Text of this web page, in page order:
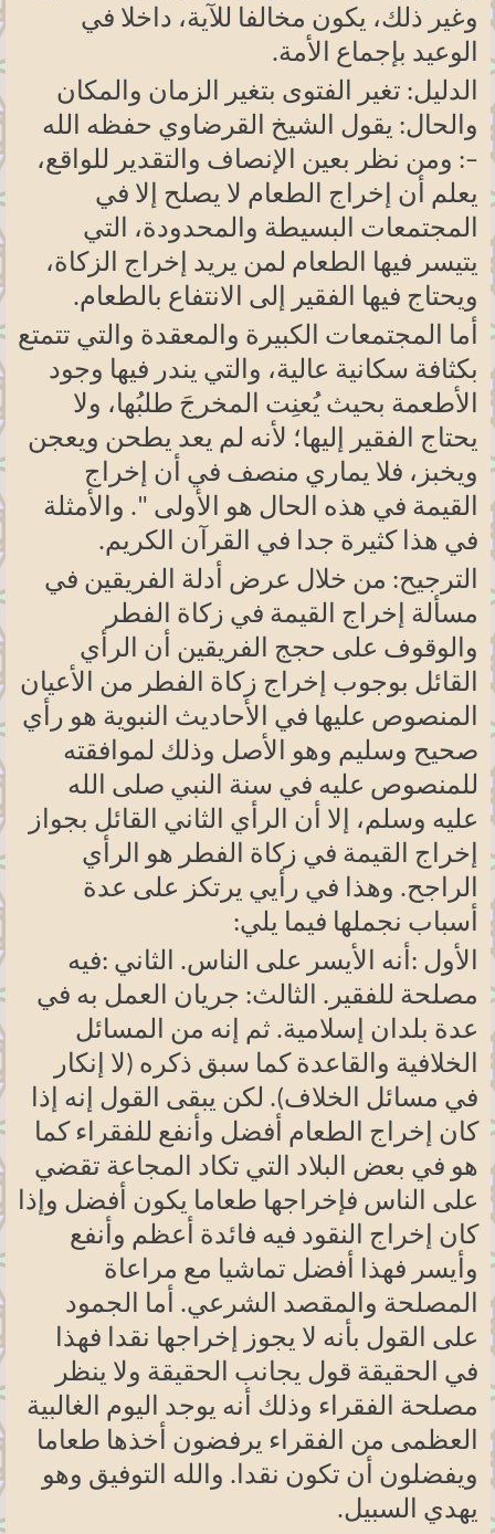
وغير ذلك، يكون مخالفا للآية، داخلا في
الوعيد بإجماع الأمة.
الدليل: تغير الفتوى بتغير الزمان والمكان
والحال: يقول الشيخ القرضاوي حفظه الله
–: ومن نظر بعين الإنصاف والتقدير للواقع،
يعلم أن إخراج الطعام لا يصلح إلا في
المجتمعات البسيطة والمحدودة، التي
يتيسر فيها الطعام لمن يريد إخراج الزكاة،
ويحتاج فيها الفقير إلى الانتفاع بالطعام.
أما المجتمعات الكبيرة والمعقدة والتي تتمتع
بكثافة سكانية عالية، والتي يندر فيها وجود
الأطعمة بحيث يُعنِت المخرجَ طلبُها، ولا
يحتاج الفقير إليها؛ لأنه لم يعد يطحن ويعجن
ويخبز، فلا يماري منصف في أن إخراج
القيمة في هذه الحال هو الأولى ". والأمثلة
في هذا كثيرة جدا في القرآن الكريم.
الترجيح: من خلال عرض أدلة الفريقين في
مسألة إخراج القيمة في زكاة الفطر
والوقوف على حجج الفريقين أن الرأي
القائل بوجوب إخراج زكاة الفطر من الأعيان
المنصوص عليها في الأحاديث النبوية هو رأي
صحيح وسليم وهو الأصل وذلك لموافقته
للمنصوص عليه في سنة النبي صلى الله
عليه وسلم، إلا أن الرأي الثاني القائل بجواز
إخراج القيمة في زكاة الفطر هو الرأي
الراجح. وهذا في رأيي يرتكز على عدة
أسباب نجملها فيما يلي:
الأول : أنه الأيسر على الناس. الثاني :فيه
مصلحة للفقير. الثالث: جريان العمل به في
عدة بلدان إسلامية. ثم إنه من المسائل
الخلافية والقاعدة كما سبق ذكره (لا إنكار
في مسائل الخلاف). لكن يبقى القول إنه إذا
كان إخراج الطعام أفضل وأنفع للفقراء كما
هو في بعض البلاد التي تكاد المجاعة تقضي
على الناس فإخراجها طعاما يكون أفضل وإذا
كان إخراج النقود فيه فائدة أعظم وأنفع
وأيسر فهذا أفضل تماشيا مع مراعاة
المصلحة والمقصد الشرعي. أما الجمود
على القول بأنه لا يجوز إخراجها نقدا فهذا
في الحقيقة قول يجانب الحقيقة ولا ينظر
مصلحة الفقراء وذلك أنه يوجد اليوم الغالبية
العظمى من الفقراء يرفضون أخذها طعاما
ويفضلون أن تكون نقدا. والله التوفيق وهو
يهدي السبيل.